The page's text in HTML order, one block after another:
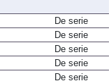
De serie
De serie
De serie
De serie
De serie